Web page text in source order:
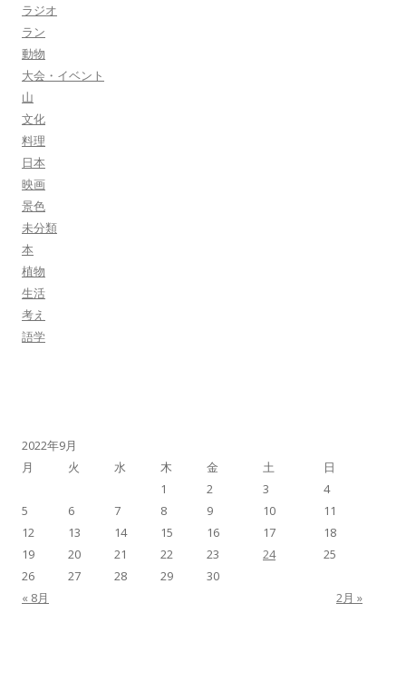
ラジオ
ラン
動物
大会・イベント
山
文化
料理
日本
映画
景色
未分類
本
植物
生活
考え
語学
2022年9月
月
火 水 木 金 土 日
« 8月 2月 »
1 2 3
4
5
6 7 8 9 10
11
12
13 14 15 16 17
18
19
20 21 22 23 24
25
26
27 28 29 30